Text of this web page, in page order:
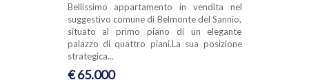
Bellissimo appartamento in vendita nel
suggestivo comune di Belmonte del Sannio,
situato al primo piano di un elegante
palazzo di quattro piani.La sua posizione
strategica...
€ 65.000